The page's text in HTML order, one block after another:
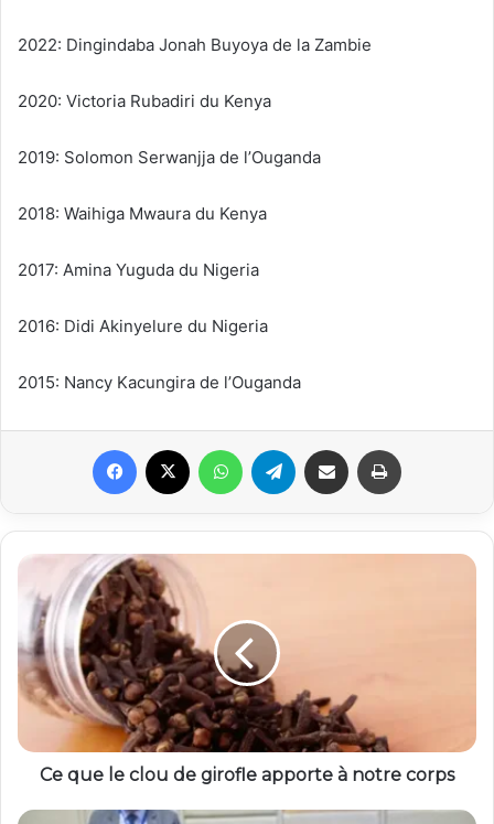
2022: Dingindaba Jonah Buyoya de la Zambie
2020: Victoria Rubadiri du Kenya
2019: Solomon Serwanjja de l’Ouganda
2018: Waihiga Mwaura du Kenya
2017: Amina Yuguda du Nigeria
2016: Didi Akinyelure du Nigeria
2015: Nancy Kacungira de l’Ouganda
Facebook WhatsAppTelegram Partager par email
Ce que le clou de girofle apporte à notre corps